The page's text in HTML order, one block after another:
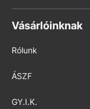
Vásárlóinknak
Rólunk
ÁSZF
GY.I.K.